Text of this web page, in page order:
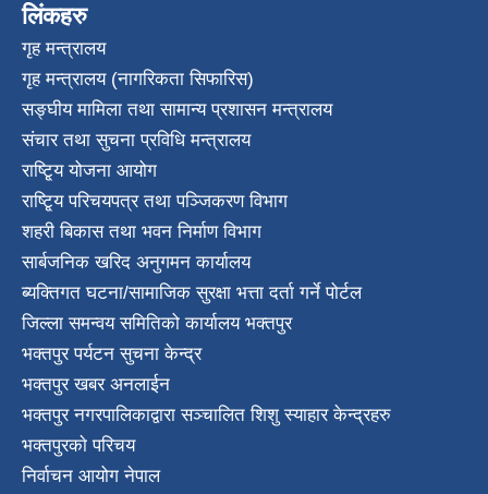
लिंकहरु
गृह मन्त्रालय
गृह मन्त्रालय (नागरिकता सिफारिस)
सङ्घीय मामिला तथा सामान्य प्रशासन मन्त्रालय
संचार तथा सुचना प्रविधि मन्त्रालय
राष्टि्ृय योजना आयोग
राष्टि्ृय परिचयपत्र तथा पञ्जिकरण विभाग
शहरी बिकास तथा भवन निर्माण विभाग
सार्बजनिक खरिद अनुगमन कार्यालय
ब्यक्तिगत घटना/सामाजिक सुरक्षा भत्ता दर्ता गर्ने पोर्टल
जिल्ला समन्वय समितिको कार्यालय भक्तपुर
भक्तपुर पर्यटन सुचना केन्द्र
भक्तपुर खबर अनलाईन
भक्तपुर नगरपालिकाद्वारा सञ्चालित शिशु स्याहार केन्द्रहरु
भक्तपुरकाे परिचय
निर्वाचन आयोग नेपाल